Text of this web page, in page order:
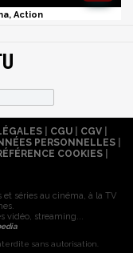
Action
| CGU| CGV|
PERSONNELLES
COOKIES
séries au cinéma, à la TV
vidéo, streaming...
sans autorisation.